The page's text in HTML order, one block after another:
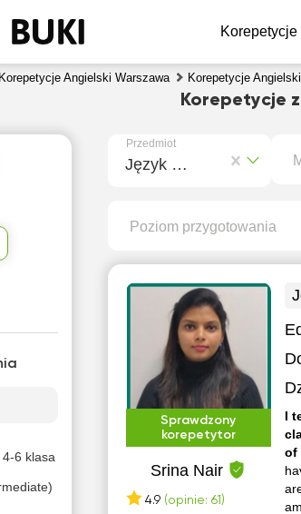
Korepetycje
Korepetycje Angielski Warszawa Korepetycje
Korepetycje
Przedmiot
Język angielski
Poziom przygotowania
Sprawdzony
korepetytor
Srina Nair
4.9 (opinie: 61)
I
of
4-6 klasa